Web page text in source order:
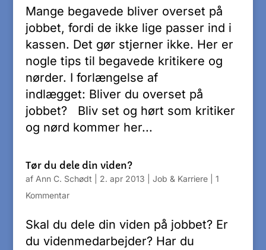
Mange begavede bliver overset på
jobbet, fordi de ikke lige passer ind i
kassen. Det gør stjerner ikke. Her er
nogle tips til begavede kritikere og
nørder. I forlængelse af
indlægget: Bliver du overset på
jobbet? Bliv set og hørt som kritiker
og nørd kommer her...
Tør du dele din viden?
af Ann C. Schødt 2. apr 2013 Job & Karriere| 1
Kommentar
Skal du dele din viden på jobbet? Er
du videnmedarbejder? Har du